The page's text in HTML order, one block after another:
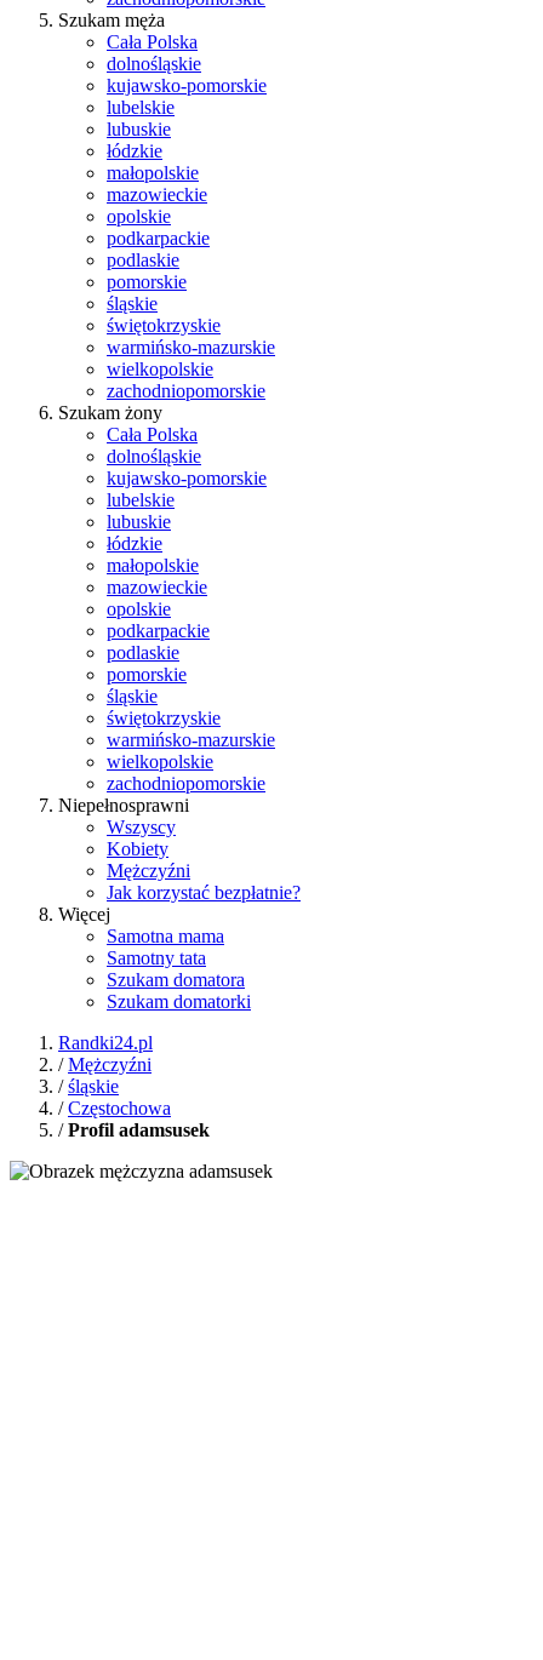
Szukam męża
Cała Polska
dolnośląskie
kujawsko-pomorskie
lubelskie
lubuskie
łódzkie
małopolskie
mazowieckie
opolskie
podkarpackie
podlaskie
pomorskie
śląskie
świętokrzyskie
warmińsko-mazurskie
wielkopolskie
zachodniopomorskie
Szukam żony
Cała Polska
dolnośląskie
kujawsko-pomorskie
lubelskie
lubuskie
łódzkie
małopolskie
mazowieckie
opolskie
podkarpackie
podlaskie
pomorskie
śląskie
świętokrzyskie
warmińsko-mazurskie
wielkopolskie
zachodniopomorskie
Niepełnosprawni
Wszyscy
Kobiety
Mężczyźni
Jak korzystać bezpłatnie?
Więcej
Samotna mama
Samotny tata
Szukam domatora
Szukam domatorki
Randki24.pl
/Mężczyźni
/śląskie
/Częstochowa
/Profil adamsusek